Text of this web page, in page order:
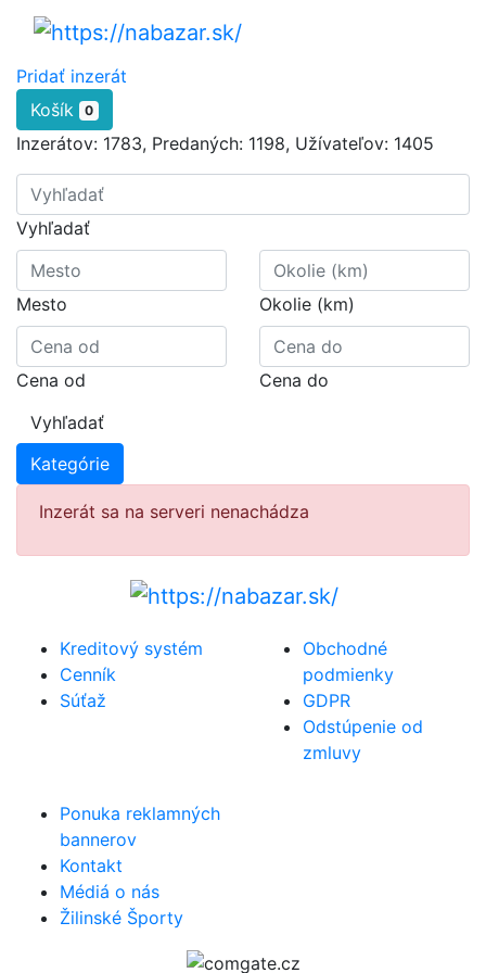
Pridať inzerát
Košík
0
Inzerátov: 1783, Predaných: 1198, Užívateľov: 1405
Vyhľadať
Mesto Okolie (km)
Cena od
Cena do
Vyhľadať
Kategórie
Inzerát sa na serveri nenachádza
Kreditový systém
Cenník
Súťaž
Obchodné
podmienky
GDPR
Odstúpenie od
zmluvy
Ponuka reklamných
bannerov
Kontakt
Médiá o nás
Žilinské Športy